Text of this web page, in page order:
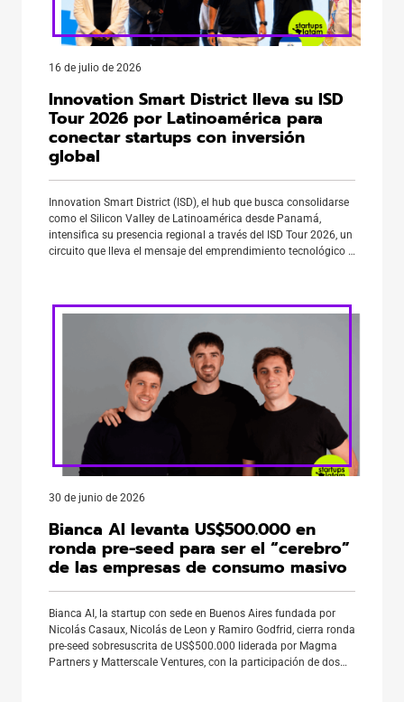
16 de julio de 2026
Innovation Smart District lleva su ISD
Tour 2026 por Latinoamérica para
conectar startups con inversión
global
Innovation Smart District (ISD), el hub que busca consolidarse
como el Silicon Valley de Latinoamérica desde Panamá,
intensifica su presencia regional a través del ISD Tour 2026, un
circuito que lleva el mensaje del emprendimiento tecnológico a
30 de junio de 2026
Bianca AI levanta US$500.000 en
ronda pre-seed para ser el “cerebro”
de las empresas de consumo masivo
Bianca AI, la startup con sede en Buenos Aires fundada por
Nicolás Casaux, Nicolás de Leon y Ramiro Godfrid, cierra ronda
pre-seed sobresuscrita de US$500.000 liderada por Magma
Partners y Matterscale Ventures, con la participación de dos